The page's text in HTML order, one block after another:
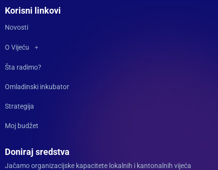
Korisni linkovi
Novosti
O Vijeću
Šta radimo?
Omladinski inkubator
Strategija
Moj budžet
Doniraj sredstva
Jačamo organizacijske kapacitete lokalnih i kantonalnih vijeća